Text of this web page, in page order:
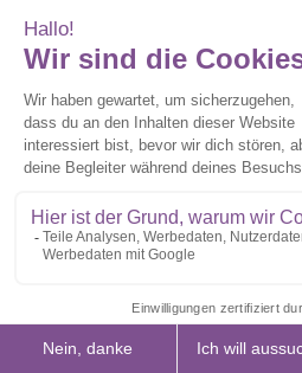
Anschliessend kommt eine
Schreinereien zu Ihnen nach
Masse zu nehmen und die
vorzunehmen.
Produktion
Alle unsere Produkte
Schweizer Produktion – mit
Qualität und Präzision. Unser
Sie zu begeistern.